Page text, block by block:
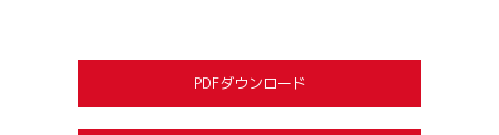
PDFダウンロード